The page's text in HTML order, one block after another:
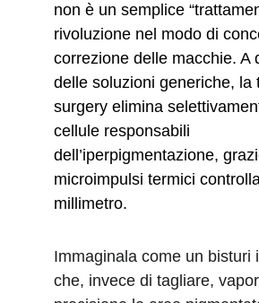
non è un semplice
rivoluzione nel modo di
correzione delle macchie. A
delle soluzioni generiche, la
surgery elimina
cellule responsabili
dell’iperpigmentazione,
microimpulsi termici
millimetro.
Immaginala come un bisturi
che, invece di tagliare,